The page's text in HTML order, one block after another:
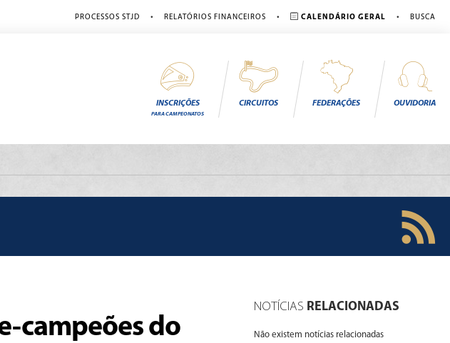
PROCESSOS STJD • RELATÓRIOS FINANCEIROS • CALENDÁRIO GERAL • BUSCA
INSCRIÇÕES
PARA CAMPEONATOS
CIRCUITOS FEDERAÇÕES OUVIDORIA
campeões do
NOTÍCIAS RELACIONADAS
Não existem notícias relacionadas